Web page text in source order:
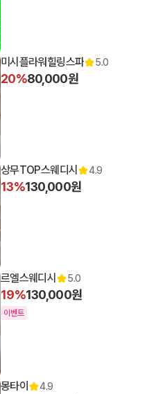
미시플라워힐링스파 5.0
20%80,000원
상무TOP스웨디시 4.9
13%130,000원
르엘스웨디시 5.0
19%130,000원
이벤트
몽타이 4.9